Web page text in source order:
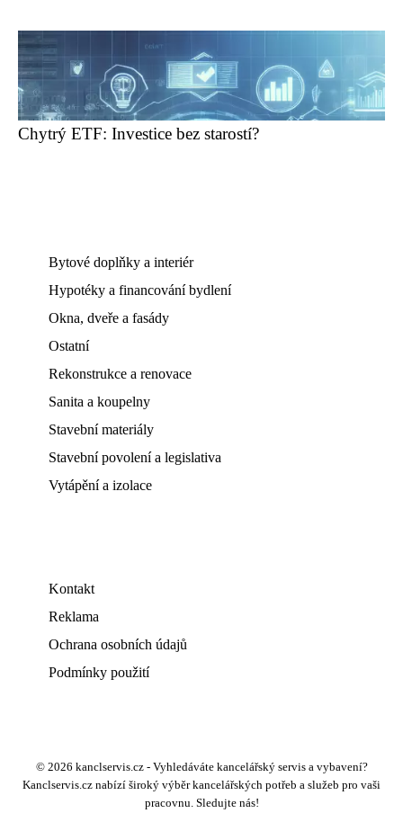
Chytrý ETF: Investice bez starostí?
Bytové doplňky a interiér
Hypotéky a financování bydlení
Okna, dveře a fasády
Ostatní
Rekonstrukce a renovace
Sanita a koupelny
Stavební materiály
Stavební povolení a legislativa
Vytápění a izolace
Kontakt
Reklama
Ochrana osobních údajů
Podmínky použití
© 2026 kanclservis.cz - Vyhledáváte kancelářský servis a vybavení?
Kanclservis.cz nabízí široký výběr kancelářských potřeb a služeb pro vaši
pracovnu. Sledujte nás!